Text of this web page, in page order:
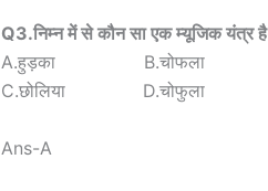
Q3.निम्न में से कौन सा एक म्यूजिक यंत्र
A.हुड़का B.चोफला
C.छोलिया D.चोफुला
Ans-A